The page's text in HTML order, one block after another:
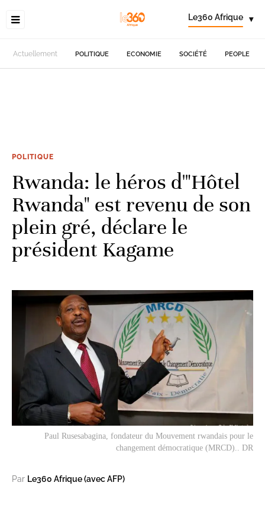
Le360 Afrique ▾
Actuellement POLITIQUE ECONOMIE SOCIÉTÉ PEOPLE
POLITIQUE
Rwanda: le héros d'"Hôtel
Rwanda" est revenu de son
plein gré, déclare le
président Kagame
Paul Rusesabagina, fondateur du Mouvement rwandais pour le
changement démocratique (MRCD).. DR
Par Le360 Afrique (avec AFP)